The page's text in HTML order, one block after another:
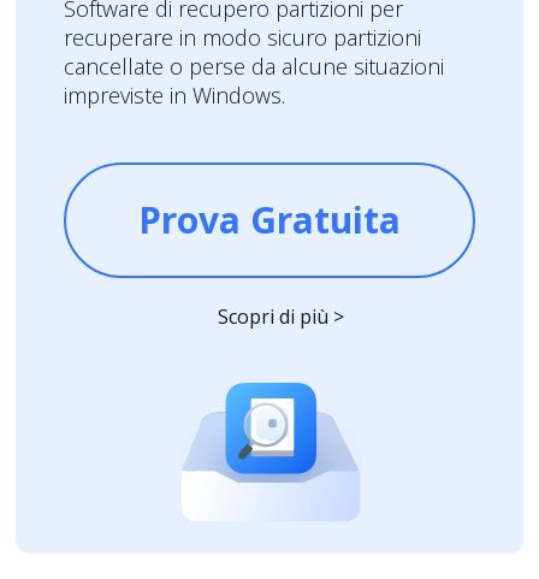
Software di recupero partizioni per
recuperare in modo sicuro partizioni
cancellate o perse da alcune situazioni
impreviste in Windows.
Prova Gratuita
Scopri di più >